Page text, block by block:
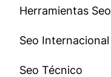
Herramientas Seo
Seo Internacional
Seo Técnico